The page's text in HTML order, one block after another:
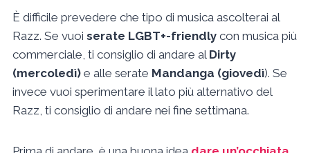
È difficile prevedere che tipo di musica ascolterai al
Razz. Se vuoi serate LGBT+-friendlycon musica più
commerciale, ti consiglio di andare al Dirty
(mercoledì)e alle serate Mandanga (giovedì). Se
invece vuoi sperimentare il lato più alternativo del
Razz, ti consiglio di andare nei fine settimana.